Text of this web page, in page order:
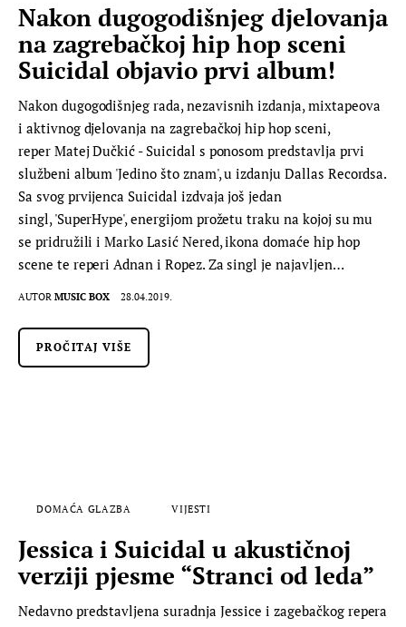
Nakon dugogodišnjeg djelovanja
na zagrebačkoj hip hop sceni
Suicidal objavio prvi album!
Nakon dugogodišnjeg rada, nezavisnih izdanja, mixtapeova
i aktivnog djelovanja na zagrebačkoj hip hop sceni,
reper Matej Dučkić - Suicidal s ponosom predstavlja prvi
službeni album 'Jedino što znam', u izdanju Dallas Recordsa.
Sa svog prvijenca Suicidal izdvaja još jedan
singl, 'SuperHype', energijom prožetu traku na kojoj su mu
se pridružili i Marko Lasić Nered, ikona domaće hip hop
scene te reperi Adnan i Ropez. Za singl je najavljen…
AUTOR MUSIC BOX 28.04.2019.
PROČITAJ VIŠE
DOMAĆA GLAZBA VIJESTI
Jessica i Suicidal u akustičnoj
verziji pjesme “Stranci od leda”
Nedavno predstavljena suradnja Jessice i zagebačkog repera